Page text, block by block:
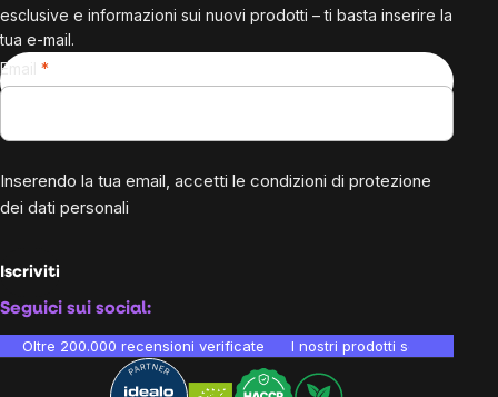
esclusive e informazioni sui nuovi prodotti – ti basta inserire la
tua e-mail.
Email
Inserendo la tua email, accetti le condizioni di protezione
dei dati personali
Iscriviti
Seguici sui social:
Oltre 200.000 recensioni verificate I nostri prodotti sono testati